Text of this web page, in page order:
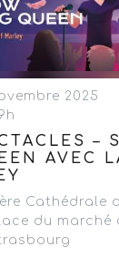
2025
–
AVEC
Cathédrale
du marché